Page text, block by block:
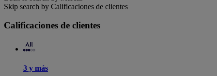
Skip search by Calificaciones de clientes
Calificaciones de clientes
3 y más